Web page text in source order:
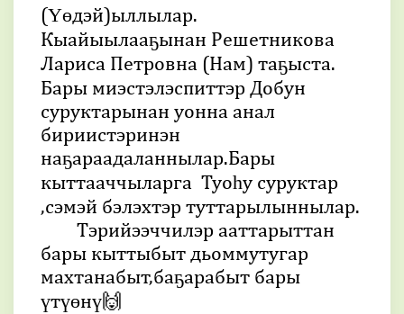
(Үөдэй)ыллылар.
Кыайыылааҕынан Решетникова
Лариса Петровна (Нам) таҕыста.
Бары миэстэлэспиттэр Добун
суруктарынан уонна анал
бириистэринэн
наҕараадаланнылар.Бары
кыттааччыларга Туоһу суруктар
,сэмэй бэлэхтэр туттарылыннылар.
Тэрийээччилэр ааттарыттан
бары кыттыбыт дьоммутугар
махтанабыт,баҕарабыт бары
үтүөнү🙌